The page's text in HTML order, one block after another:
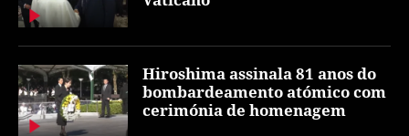
Hiroshima assinala 81 anos do
bombardeamento atómico com
cerimónia de homenagem